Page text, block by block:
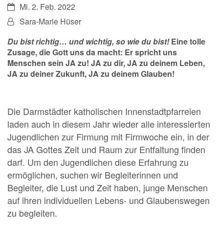
Datum:Mi. 2. Feb. 2022
Von:Sara-Marie Hüser
Du bist richtig… und wichtig, so wie du bist!Eine tolle
Zusage, die Gott uns da macht: Er spricht uns
Menschen sein JA zu! JA zu dir, JA zu deinem Leben,
JA zu deiner Zukunft, JA zu deinem Glauben!
Die Darmstädter katholischen Innenstadtpfarreien
laden auch in diesem Jahr wieder alle interessierten
Jugendlichen zur Firmung mit Firmwoche ein, in der
das JA Gottes Zeit und Raum zur Entfaltung finden
darf. Um den Jugendlichen diese Erfahrung zu
ermöglichen, suchen wir Begleiterinnen und
Begleiter, die Lust und Zeit haben, junge Menschen
auf ihren individuellen Lebens- und Glaubenswegen
zu begleiten.